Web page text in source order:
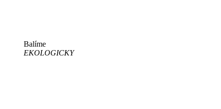
Balíme
EKOLOGICKY